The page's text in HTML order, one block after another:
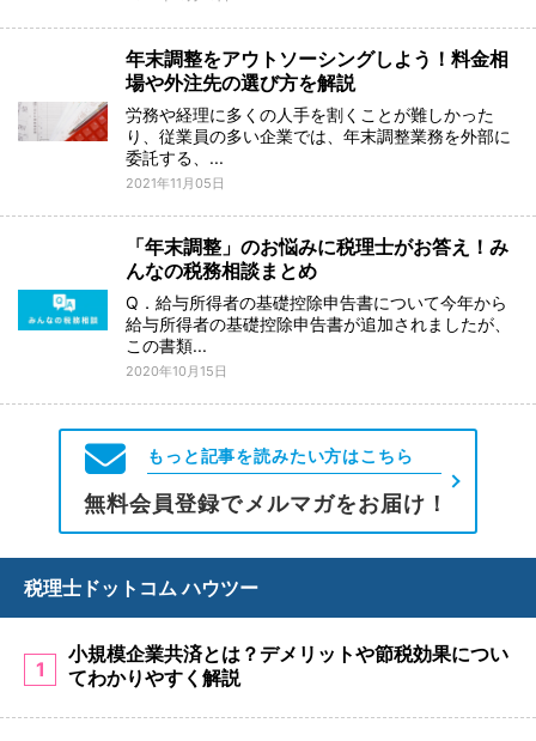
年末調整をアウトソーシングしよう！料金相
場や外注先の選び方を解説
労務や経理に多くの人手を割くことが難しかった
り、従業員の多い企業では、年末調整業務を外部に
委託する、...
2021年11月05日
「年末調整」のお悩みに税理士がお答え！み
んなの税務相談まとめ
Q．給与所得者の基礎控除申告書について今年から
給与所得者の基礎控除申告書が追加されましたが、
この書類...
2020年10月15日
もっと記事を読みたい方はこちら
無料会員登録でメルマガをお届け！
税理士ドットコム ハウツー
1
小規模企業共済とは？デメリットや節税効果につい
てわかりやすく解説